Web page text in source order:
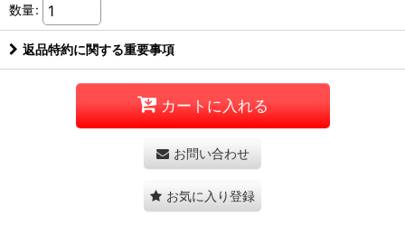
数量:
返品特約に関する重要事項
カートに入れる
お問い合わせ
お気に入り登録